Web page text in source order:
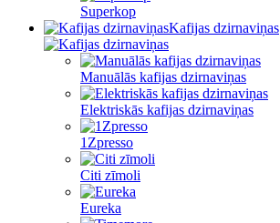
Superkop
Kafijas dzirnaviņas
Manuālās kafijas dzirnaviņas
Elektriskās kafijas dzirnaviņas
1Zpresso
Citi zīmoli
Eureka